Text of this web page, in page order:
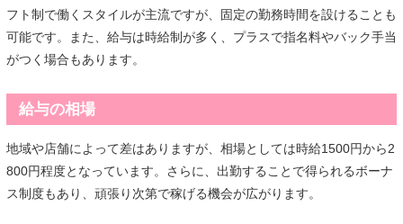
フト制で働くスタイルが主流ですが、固定の勤務時間を設けることも
可能です。また、給与は時給制が多く、プラスで指名料やバック手当
がつく場合もあります。
給与の相場
地域や店舗によって差はありますが、相場としては時給1500円から2
800円程度となっています。さらに、出勤することで得られるボーナ
ス制度もあり、頑張り次第で稼げる機会が広がります。